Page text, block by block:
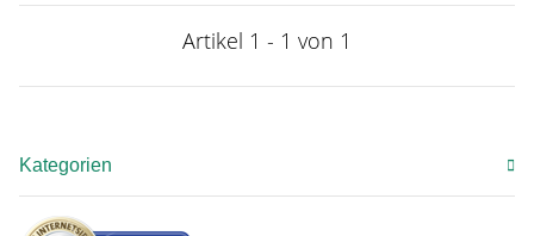
Artikel 1 - 1 von 1
Kategorien